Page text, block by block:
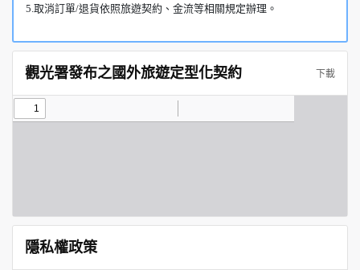
5.取消訂單/退貨依照旅遊契約、金流等相關規定辦理。
觀光署發布之國外旅遊定型化契約 下載
隱私權政策